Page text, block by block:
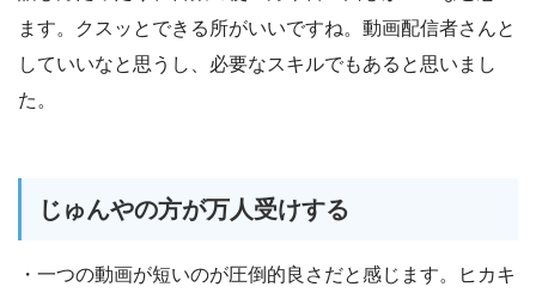
ます。クスッとできる所がいいですね。動画配信者さんと
していいなと思うし、必要なスキルでもあると思いまし
た。
じゅんやの方が万人受けする
・一つの動画が短いのが圧倒的良さだと感じます。ヒカキ